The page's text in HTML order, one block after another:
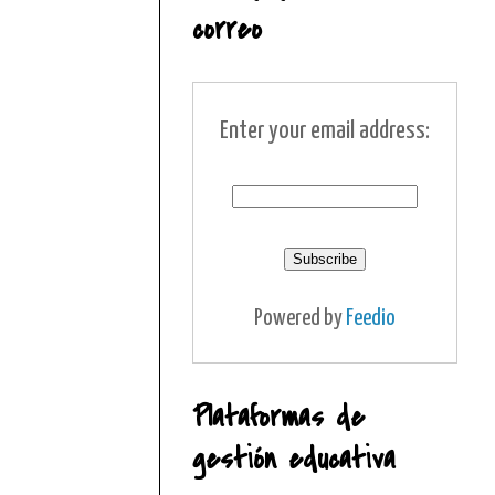
correo
Enter your email address:
Powered by Feedio
Plataformas de
gestión educativa